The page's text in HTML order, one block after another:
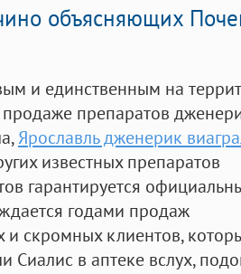
объясняющих
и единственным на
продаже препаратов
,Ярославль дженерик
известных препаратов
гарантируется
годами продаж
и скромных клиентов,
Сиалис в аптеке вслух,